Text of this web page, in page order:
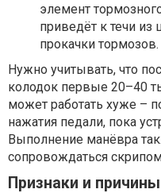
элемент
приведёт к течи из
прокачки тормозов.
Нужно учитывать, что
колодок первые 20–40
может работать хуже –
нажатия педали, пока
Выполнение манёвра
сопровождаться
Признаки и